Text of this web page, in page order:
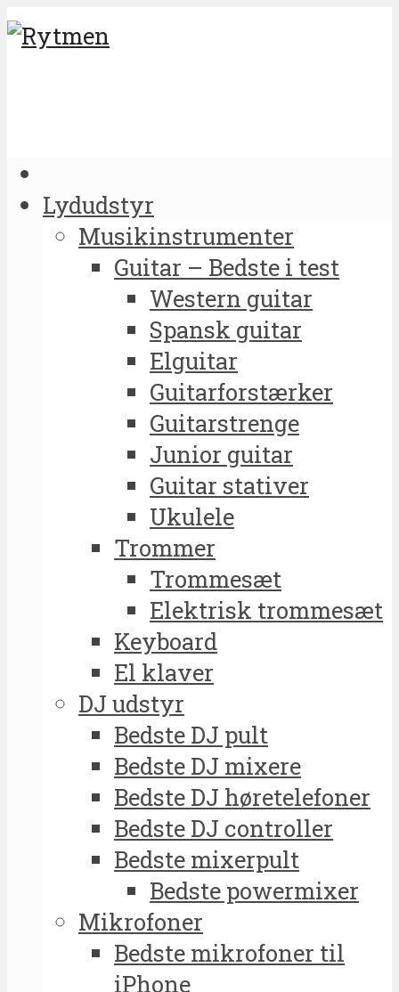
Lydudstyr
Musikinstrumenter
Guitar – Bedste i test
Western guitar
Spansk guitar
Elguitar
Guitarforstærker
Guitarstrenge
Junior guitar
Guitar stativer
Ukulele
Trommer
Trommesæt
Elektrisk trommesæt
Keyboard
El klaver
DJ udstyr
Bedste DJ pult
Bedste DJ mixere
Bedste DJ høretelefoner
Bedste DJ controller
Bedste mixerpult
Bedste powermixer
Mikrofoner
Bedste mikrofoner til
iPhone